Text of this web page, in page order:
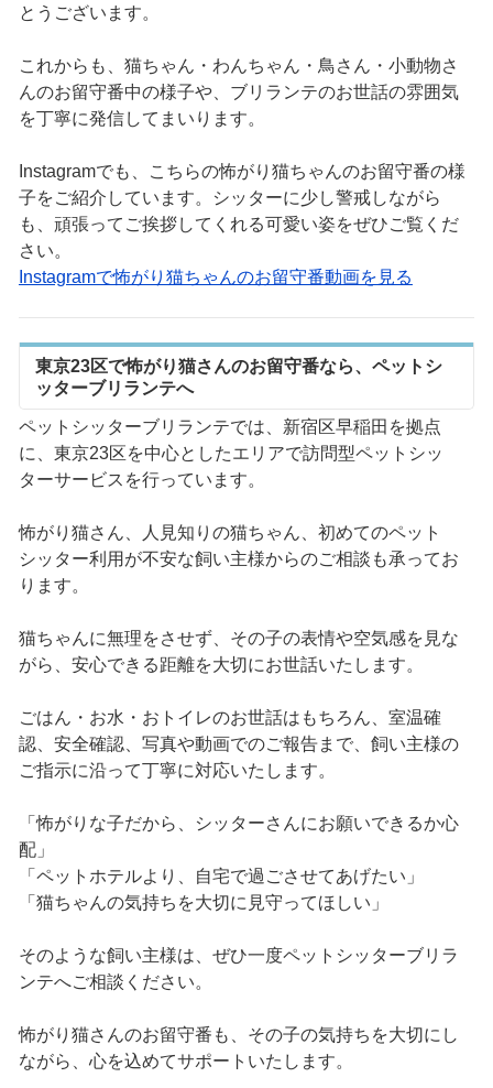
とうございます。
これからも、猫ちゃん・わんちゃん・鳥さん・小動物さ
んのお留守番中の様子や、ブリランテのお世話の雰囲気
を丁寧に発信してまいります。
Instagramでも、こちらの怖がり猫ちゃんのお留守番の様
子をご紹介しています。シッターに少し警戒しながら
も、頑張ってご挨拶してくれる可愛い姿をぜひご覧くだ
さい。
Instagramで怖がり猫ちゃんのお留守番動画を見る
東京23区で怖がり猫さんのお留守番なら、ペットシ
ッターブリランテへ
ペットシッターブリランテでは、新宿区早稲田を拠点
に、東京23区を中心としたエリアで訪問型ペットシッ
ターサービスを行っています。
怖がり猫さん、人見知りの猫ちゃん、初めてのペット
シッター利用が不安な飼い主様からのご相談も承ってお
ります。
猫ちゃんに無理をさせず、その子の表情や空気感を見な
がら、安心できる距離を大切にお世話いたします。
ごはん・お水・おトイレのお世話はもちろん、室温確
認、安全確認、写真や動画でのご報告まで、飼い主様の
ご指示に沿って丁寧に対応いたします。
「怖がりな子だから、シッターさんにお願いできるか心
配」
「ペットホテルより、自宅で過ごさせてあげたい」
「猫ちゃんの気持ちを大切に見守ってほしい」
そのような飼い主様は、ぜひ一度ペットシッターブリラ
ンテへご相談ください。
怖がり猫さんのお留守番も、その子の気持ちを大切にし
ながら、心を込めてサポートいたします。